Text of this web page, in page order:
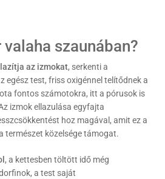
szaunában?
az izmokat, serkenti a
egész test, friss oxigénnel telítődnek a
fontos számotokra, itt a pórusok is
izmok ellazulása egyfajta
hoz magával, amit ez a
természet közelsége támogat.
, a kettesben töltött idő még
a test saját